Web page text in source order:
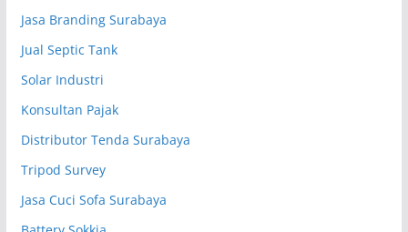
Jasa Branding Surabaya
Jual Septic Tank
Solar Industri
Konsultan Pajak
Distributor Tenda Surabaya
Tripod Survey
Jasa Cuci Sofa Surabaya